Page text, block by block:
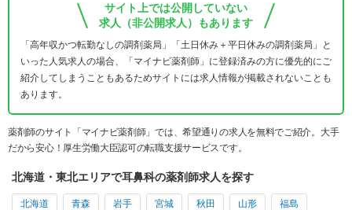
サイト上では公開していない
求人（非公開求人）もあります
「高年収かつ転勤なしの調剤薬局」「土日休み＋平日休みの調剤薬局」と
いった人気求人の場合、「マイナビ薬剤師」に登録済みの方に優先的にご
紹介してしまうこともあるためサイトには求人情報が掲載されないことも
あります。
薬剤師のサイト「マイナビ薬剤師」では、希望通りの求人を無料でご紹介。大手
だから安心！厚生労働大臣認可の転職支援サービスです。
北海道・東北エリアで耳鼻科の薬剤師求人を探す
北海道 青森 岩手 宮城 秋田 山形 福島